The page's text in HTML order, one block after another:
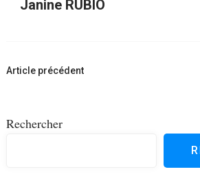
Janine RUBIO
Navigation
Article précédent
Rechercher